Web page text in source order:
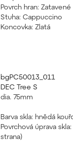
Povrch hran: Zatavené
Stuha: Cappuccino
Koncovka: Zlatá
bgPC50013_011
DEC Tree S
dia. 75mm
Barva skla: hnědá
Povrchová úprava
strana)